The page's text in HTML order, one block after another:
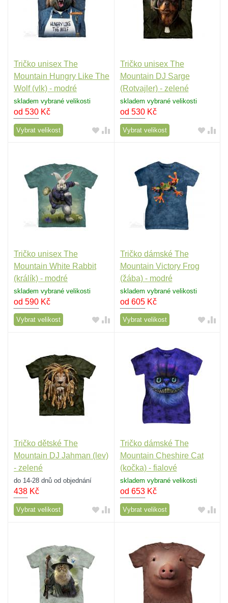
Tričko unisex The
Mountain Hungry Like The
Wolf (vlk) - modré
skladem vybrané velikosti
od 530 Kč
Vybrat velikost
Tričko unisex The
Mountain DJ Sarge
(Rotvajler) - zelené
skladem vybrané velikosti
od 530Kč
Vybrat velikost
Tričko unisex The
Mountain White Rabbit
(králík) - modré
skladem vybrané velikosti
od 590 Kč
Vybrat velikost
Tričko dámské The
Mountain Victory Frog
(žába) - modré
skladem vybrané velikosti
od 605Kč
Vybrat velikost
Tričko dětské The
Mountain DJ Jahman (lev)
- zelené
do 14-28 dnů od objednání
438 Kč
Vybrat velikost
Tričko dámské The
Mountain Cheshire Cat
(kočka) - fialové
skladem vybrané velikosti
od 653Kč
Vybrat velikost